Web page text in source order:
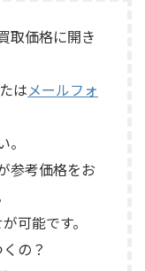
、NETWORK端子、ヘッ
リモート、ファンタム
観コンディション、電
や取扱説明書など付
無を確認しながら査
ました。 買取商品：
SB168-ES メーカー：
カ ...
取価格に開き
はメールフォ
参考価格をお
可能です。
の？